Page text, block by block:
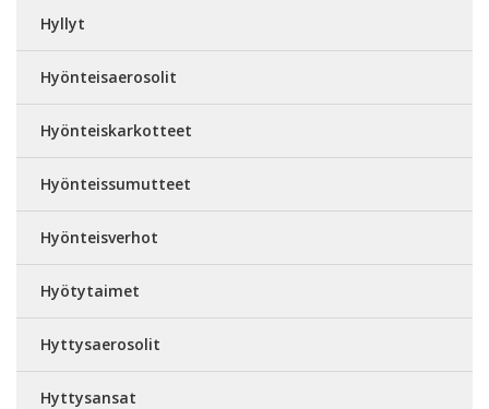
Hyllyt
Hyönteisaerosolit
Hyönteiskarkotteet
Hyönteissumutteet
Hyönteisverhot
Hyötytaimet
Hyttysaerosolit
Hyttysansat